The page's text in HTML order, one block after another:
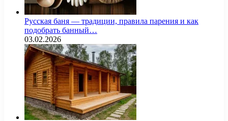
Русская баня — традиции, правила парения и как
подобрать банный…
03.02.2026